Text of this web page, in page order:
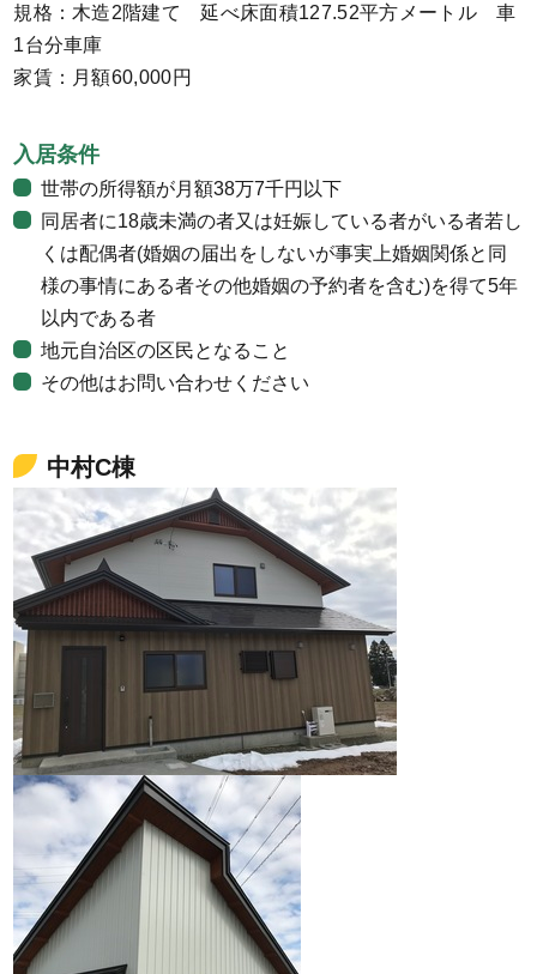
規格：木造2階建て 延べ床面積127.52平方メートル 車
1台分車庫
家賃：月額60,000円
入居条件
世帯の所得額が月額38万7千円以下
同居者に18歳未満の者又は妊娠している者がいる者若し
くは配偶者(婚姻の届出をしないが事実上婚姻関係と同
様の事情にある者その他婚姻の予約者を含む)を得て5年
以内である者
地元自治区の区民となること
その他はお問い合わせください
中村C棟